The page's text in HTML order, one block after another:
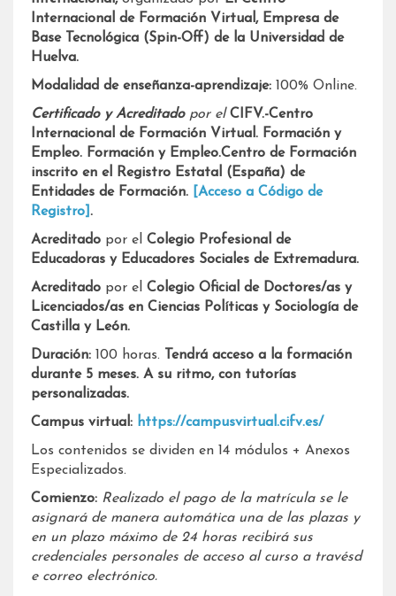
Internacional de Formación Virtual, Empresa de
Base Tecnológica (Spin-Off) de la Universidad de
Huelva.
Modalidad de enseñanza-aprendizaje: 100% Online.
Certificado y Acreditado por elCIFV.-Centro
Internacional de Formación Virtual. Formación y
Empleo. Formación y Empleo.Centro de Formación
inscrito en el Registro Estatal (España) de
Entidades de Formación.
[Acceso a Código de
Registro] .
Acreditado por el Colegio Profesional de
Educadoras y Educadores Sociales de Extremadura.
Acreditado por el Colegio Oficial de Doctores/as y
Licenciados/as en Ciencias Políticas y Sociología de
Castilla y León.
Duración: 100 horas.
Tendrá acceso a la formación
durante 5 meses. A su ritmo, con tutorías
personalizadas.
Campus virtual: https://campusvirtual.cifv.es/
Los contenidos se dividen en 14 módulos + Anexos
Especializados.
Comienzo: Realizado el pago de la matrícula se le
asignará de manera automática una de las plazas y
en un plazo máximo de 24 horas recibirá sus
credenciales personales de acceso al curso a travésd
e correo electrónico.